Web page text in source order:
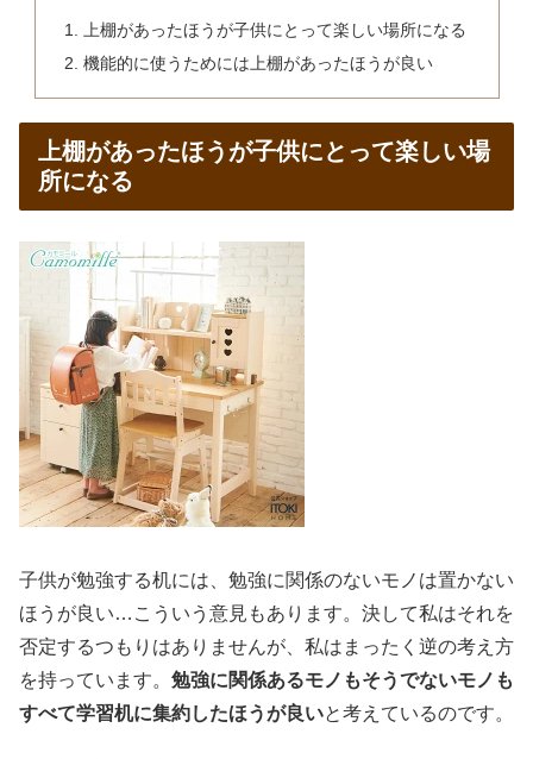
上棚があったほうが子供にとって楽しい場所になる
機能的に使うためには上棚があったほうが良い
上棚があったほうが子供にとって楽しい場
所になる
子供が勉強する机には、勉強に関係のないモノは置かない
ほうが良い…こういう意見もあります。決して私はそれを
否定するつもりはありませんが、私はまったく逆の考え方
を持っています。 勉強に関係あるモノもそうでないモノも
すべて学習机に集約したほうが良いと考えているのです。